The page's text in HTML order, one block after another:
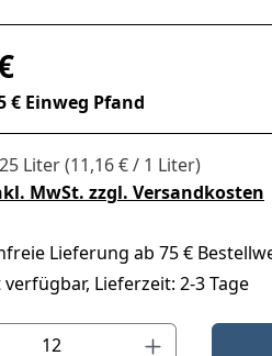
Preis:
€ Einweg Pfand
Liter(11,16 € / 1 Liter)
MwSt. zzgl. Versandkosten
Lieferung ab 75 €
Lieferzeit: 2-3 Tage
Gib den gewünschten Wert